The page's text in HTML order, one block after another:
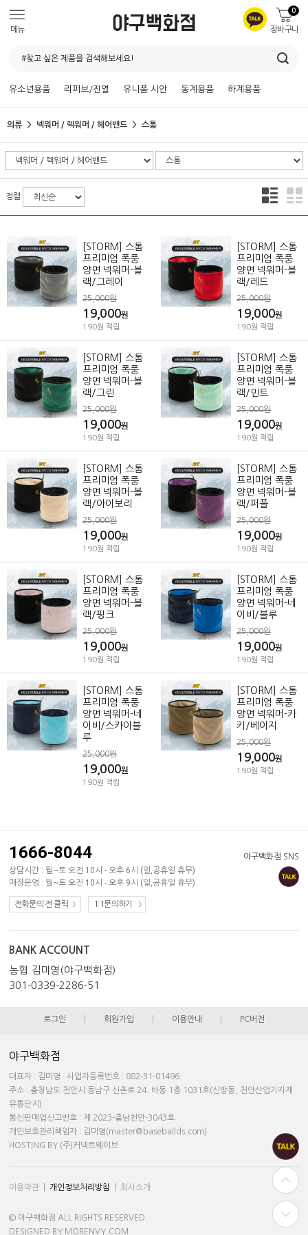
메뉴 장바구니
0
유소년용품 리퍼브/진열 유니폼 시안 동계용품 하계용품
의류 넥워머 / 렉워머 / 헤어밴드 스톰
정렬
[STORM] 스톰
프리미엄 폭풍
양면 넥워머-블
랙/그레이
25,000원
19,000원
190원 적립
[STORM] 스톰
프리미엄 폭풍
양면 넥워머-블
랙/레드
25,000원
19,000원
190원 적립
[STORM] 스톰
프리미엄 폭풍
양면 넥워머-블
랙/그린
25,000원
19,000원
190원 적립
[STORM] 스톰
프리미엄 폭풍
양면 넥워머-블
랙/민트
25,000원
19,000원
190원 적립
[STORM] 스톰
프리미엄 폭풍
양면 넥워머-블
랙/아이보리
25,000원
19,000원
190원 적립
[STORM] 스톰
프리미엄 폭풍
양면 넥워머-블
랙/퍼플
25,000원
19,000원
190원 적립
[STORM] 스톰
프리미엄 폭풍
양면 넥워머-블
랙/핑크
25,000원
19,000원
190원 적립
[STORM] 스톰
프리미엄 폭풍
양면 넥워머-네
이비/블루
25,000원
19,000원
190원 적립
[STORM] 스톰
프리미엄 폭풍
양면 넥워머-네
이비/스카이블
루
25,000원
19,000원
190원 적립
[STORM] 스톰
프리미엄 폭풍
양면 넥워머-카
키/베이지
25,000원
19,000원
190원 적립
야구백화점 SNS
1666-8044
상담시간 : 월~토 오전 10시 - 오후 6시 (일,공휴일 휴무)
매장운영 : 월~토 오전 10시 - 오후 9시 (일,공휴일 휴무)
전화문의 전 클릭 1:1문의하기
BANK ACCOUNT
농협 김미영(야구백화점)
301-0339-2286-51
로그인 회원가입 이용안내 PC버전
야구백화점
대표자 : 김미영 사업자등록번호 : 882-31-01496
주소 : 충청남도 천안시 동남구 신촌로 24. 바동 1층 1031호(신방동, 천안산업기자재
유통단지)
통신판매업신고번호 : 제 2023-충남천안-3043호
개인보호관리책임자 : 김미영(master@baseballds.com)
HOSTING BY (주)커넥트웨이브
이용약관 개인정보처리방침 회사소개
© 야구백화점 ALL RIGHTS RESERVED.
DESIGNED BY MORENVY.COM